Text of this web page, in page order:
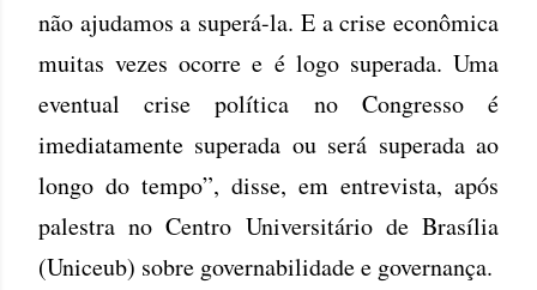
não ajudamos a superá-la. E a crise econômica
muitas vezes ocorre e é logo superada. Uma
eventual crise política no Congresso é
imediatamente superada ou será superada ao
longo do tempo”, disse, em entrevista, após
palestra no Centro Universitário de Brasília
(Uniceub) sobre governabilidade e governança.